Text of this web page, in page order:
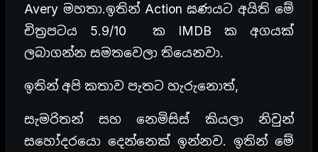
Avery මහතා.ඉතින් Action ඝණයට අයිති මේ
චිත්‍රපටය 5.9/10 ක IMDB ක අගයක්
ලබාගන්න සමතවෙලා තියෙනවා.
ඉතින් අපි කතාව පැතට හැරුනොත්,
සැමරිතන් සහ නෙමිසිස් කියලා නිවුන්
සහෝදරයො දෙන්නෙක් ඉන්නව. ඉතින් මේ